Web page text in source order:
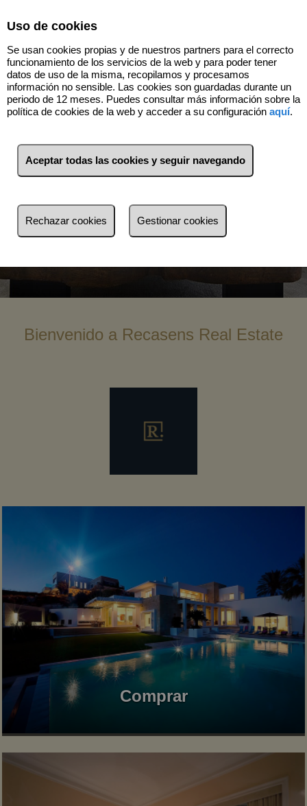
Bienvenido a Recasens Real Estate
Comprar
Uso de cookies
Se usan cookies propias y de nuestros partners para el correcto
funcionamiento de los servicios de la web y para poder tener
datos de uso de la misma, recopilamos y procesamos
información no sensible. Las cookies son guardadas durante un
periodo de 12 meses. Puedes consultar más información sobre la
política de cookies de la web y acceder a su configuración aquí.
Aceptar todas las cookies y seguir navegando
Rechazar cookies Gestionar cookies